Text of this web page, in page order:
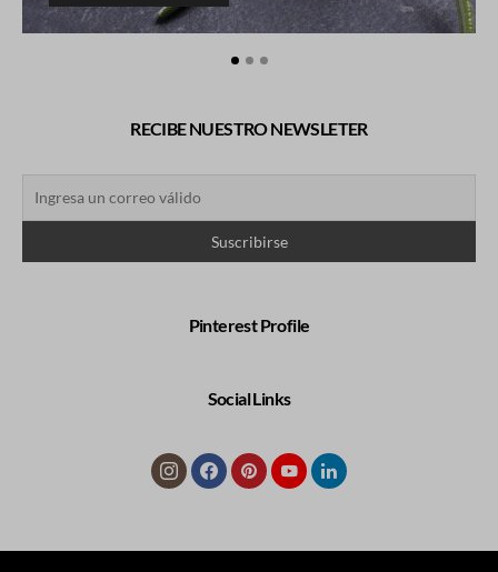
RECIBE NUESTRO NEWSLETER
Pinterest Profile
Social Links